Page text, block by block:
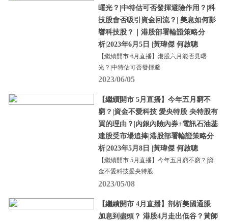
曙光？|中特估可否發揮避險作用？|科
技股會否吸引資金回流？| 美息如何影
響科技股？｜港股部署輪證策略分
析|2023年6月5日 |黃瑋傑 何啟聰
【繼續開市 6月直播】港股六月能否見曙
光？|中特估可否發揮避
2023/06/05
【繼續開市 5月直播】今年五月窮不
窮？|資金不愛科技 愛央特股 央特股有
買的理由？|內銀內險內券+電訊石油基
建股受市場追捧|港股部署輪證策略分
析|2023年5月8日 |黃瑋傑 何啟聰
【繼續開市 5月直播】今年五月窮不窮？|資
金不愛科技愛央特股
2023/05/08
【繼續開市 4月直播】剖析美國通脹
加息到盡頭？ 港股4月走出低谷？黃師